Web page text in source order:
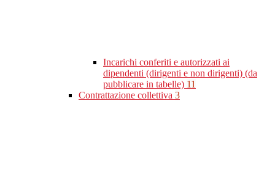
Incarichi conferiti e autorizzati ai
dipendenti (dirigenti e non dirigenti) (da
pubblicare in tabelle) 11
Contrattazione collettiva 3